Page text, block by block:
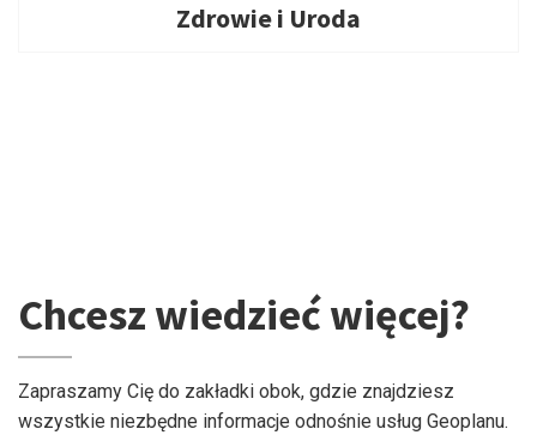
Zdrowie i Uroda
Chcesz wiedzieć więcej?
Zapraszamy Cię do zakładki obok, gdzie znajdziesz
wszystkie niezbędne informacje odnośnie usług Geoplanu.